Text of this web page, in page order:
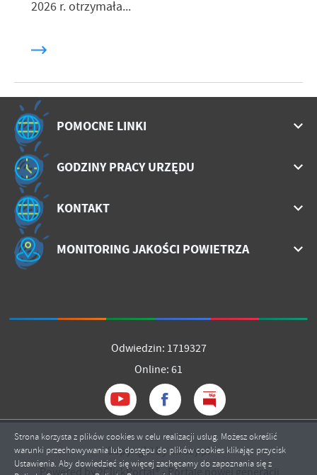
2026 r. otrzymała...
POMOCNE LINKI
GODZINY PRACY URZĘDU
KONTAKT
MONITORING JAKOŚCI POWIETRZA
Odwiedzin: 1719327
Online: 61
Copyright by mrozy.pl
Powered by2ClickPortal® - Portale nowej generacji
Strona korzysta z plików cookies w celu realizacji usług. Możesz określić
warunki przechowywania lub dostępu do plików cookies klikając przycisk
Ustawienia. Aby dowiedzieć się więcej zachęcamy do zapoznania się z